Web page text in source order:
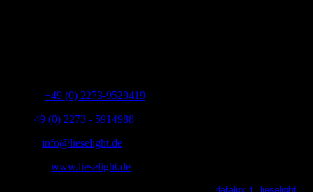
+49 (0) 2273-9529419
+49 (0) 2273 - 5914988
info@lieselight.de
www.lieselight.de
datalux.it lieselight